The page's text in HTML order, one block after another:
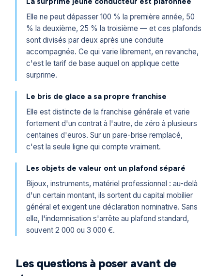
Elle ne peut dépasser 100 % la première année, 50
% la deuxième, 25 % la troisième — et ces plafonds
sont divisés par deux après une conduite
accompagnée. Ce qui varie librement, en revanche,
c'est le tarif de base auquel on applique cette
surprime.
Le bris de glace a sa propre franchise
Elle est distincte de la franchise générale et varie
fortement d'un contrat à l'autre, de zéro à plusieurs
centaines d'euros. Sur un pare-brise remplacé,
c'est la seule ligne qui compte vraiment.
Les objets de valeur ont un plafond séparé
Bijoux, instruments, matériel professionnel : au-delà
d'un certain montant, ils sortent du capital mobilier
général et exigent une déclaration nominative. Sans
elle, l'indemnisation s'arrête au plafond standard,
souvent 2 000 ou 3 000 €.
Les questions à poser avant de